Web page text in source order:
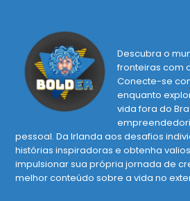
Descubra o
fronteiras com
Conecte-se
enquanto
vida fora do
pessoal. Da Irlanda aos desafios
histórias inspiradoras e obtenha
impulsionar sua própria jornada de
melhor conteúdo sobre a vida no